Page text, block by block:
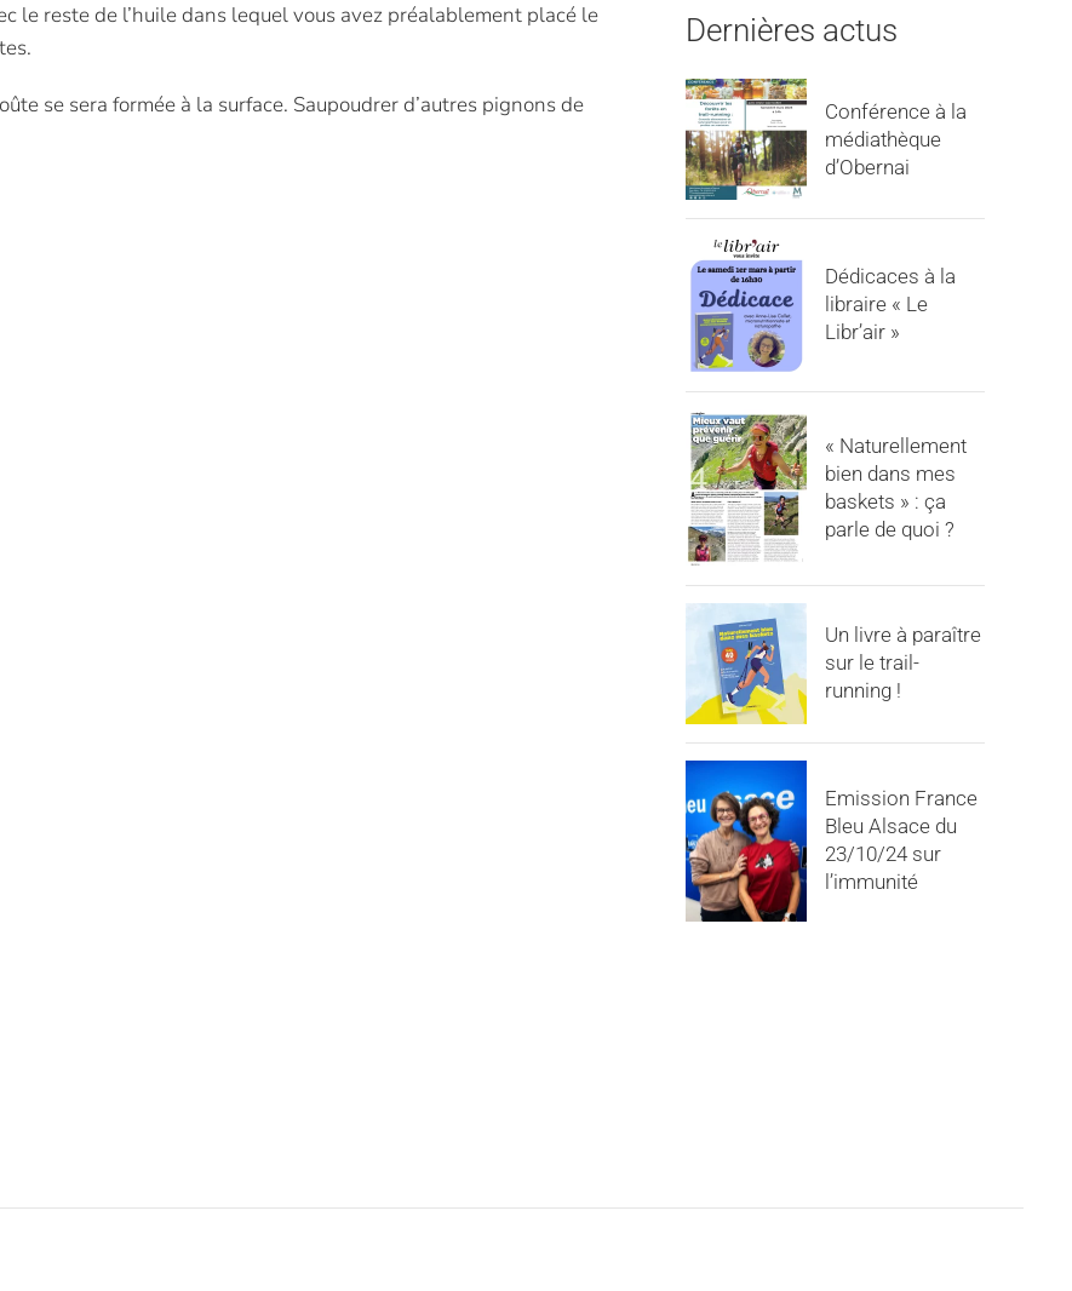
le reste de l’huile dans lequel vous avez préalablement placé le
se sera formée à la surface. Saupoudrer d’autres pignons de
Dernières actus
Conférence à la
médiathèque
d’Obernai
Dédicaces à la
libraire « Le
Libr’air »
« Naturellement
bien dans mes
baskets » : ça
parle de quoi ?
Un livre à paraître
sur le trail-
running !
Emission France
Bleu Alsace du
23/10/24 sur
l’immunité